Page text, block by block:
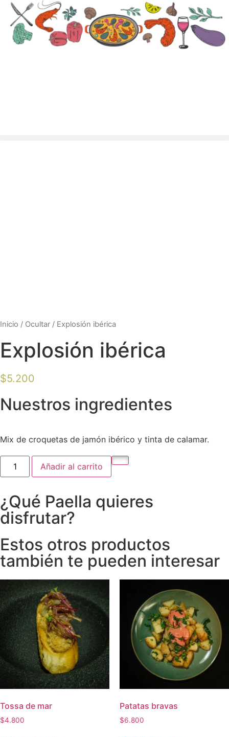
Inicio / Ocultar / Explosión ibérica
Explosión ibérica
$5.200
Nuestros ingredientes
Mix de croquetas de jamón ibérico y tinta de calamar.
Añadir al carrito
¿Qué Paella quieres
disfrutar?
Estos otros productos
también te pueden interesar
Tossa de mar
$4.800
Patatas bravas
$6.800